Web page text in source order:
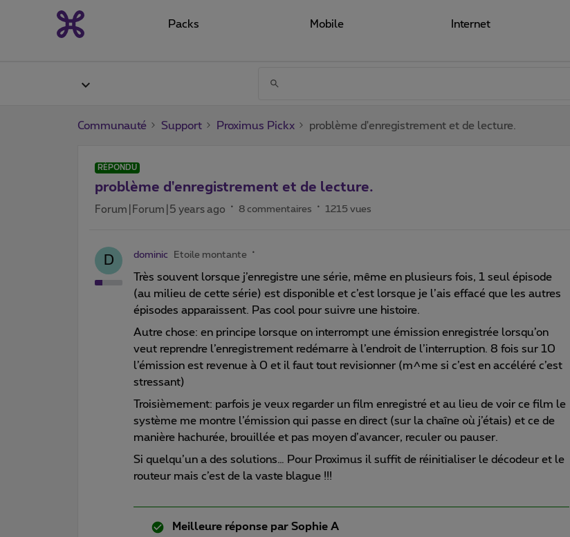
Packs Mobile Internet
Communauté Support Proximus Pickx problème d'enregistrement et de lecture.
RÉPONDU
problème d'enregistrement et de lecture.
Forum|Forum|5 years ago 8 commentaires 1215 vues
D dominic Etoile montante
Très souvent lorsque j’enregistre une série, même en plusieurs fois, 1 seul épisode
(au milieu de cette série) est disponible et c’est lorsque je l’ais effacé que les autres
épisodes apparaissent. Pas cool pour suivre une histoire.
Autre chose: en principe lorsque on interrompt une émission enregistrée lorsqu’on
veut reprendre l’enregistrement redémarre à l’endroit de l’interruption. 8 fois sur 10
l’émission est revenue à 0 et il faut tout revisionner (m^me si c’est en accéléré c’est
stressant)
Troisièmement: parfois je veux regarder un film enregistré et au lieu de voir ce film le
système me montre l’émission qui passe en direct (sur la chaîne où j’étais) et ce de
manière hachurée, brouillée et pas moyen d’avancer, reculer ou pauser.
Si quelqu’un a des solutions… Pour Proximus il suffit de réinitialiser le décodeur et le
routeur mais c’est de la vaste blague !!!
Meilleure réponse par Sophie A